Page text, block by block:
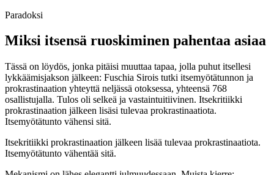
Paradoksi
Miksi itsensä ruoskiminen pahentaa asiaa
Tässä on löydös, jonka pitäisi muuttaa tapaa, jolla puhut itsellesi
lykkäämisjakson jälkeen: Fuschia Sirois tutki itsemyötätunnon ja
prokrastinaation yhteyttä neljässä otoksessa, yhteensä 768
osallistujalla. Tulos oli selkeä ja vastaintuitiivinen. Itsekritiikki
prokrastinaation jälkeen lisäsi tulevaa prokrastinaatiota.
Itsemyötätunto vähensi sitä.
Itsekritiikki prokrastinaation jälkeen lisää tulevaa prokrastinaatiota.
Itsemyötätunto vähentää sitä.